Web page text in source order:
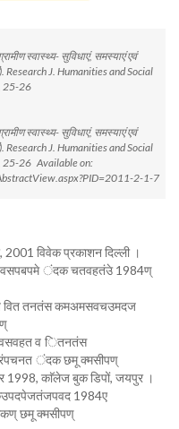
स्वास्थ्य- सुविधाएं, समस्याएं एवं
Research J. Humanities and Social
25-26
स्वास्थ्य- सुविधाएं, समस्याएं एवं
Research J. Humanities and Social
25-26 Available on:
2-1-7
विवेक प्रकाशन दिल्ली ।
ंदक चतवहतंउे 1984ण्
तनतंस कमअमसवचउमदज
व ितनतंस
ंदक छमू क्मसीपण्
काॅलेज बुक डिपों, जयपुर ।
1984ए
छमू क्मसीपण्